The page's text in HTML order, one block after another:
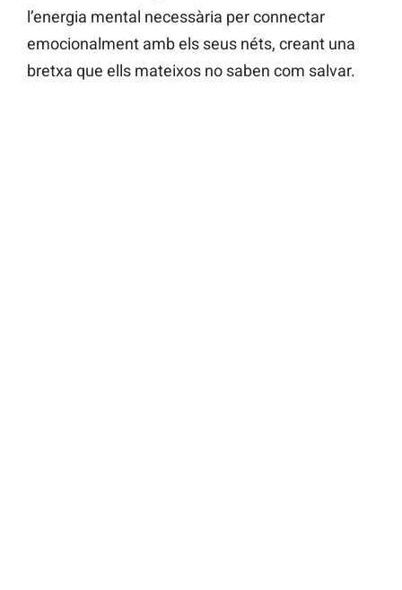
l’energia mental necessària per connectar
emocionalment amb els seus néts, creant una
bretxa que ells mateixos no saben com salvar.